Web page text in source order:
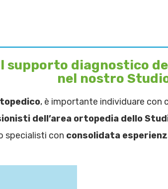
diagnostico
nel nostro
, è importante individuare con
dell’area ortopedia dello
specialisti con consolidata